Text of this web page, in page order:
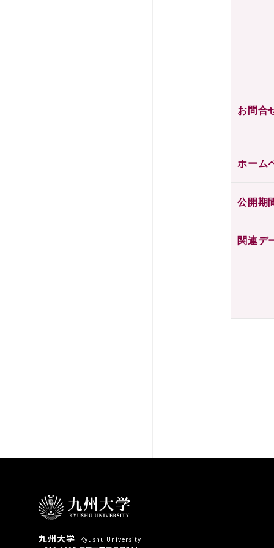
お問合
ホーム
公開期
関連デ
九州大学
Kyushu University